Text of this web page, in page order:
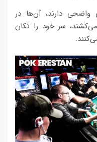
واضحی دارند، آن‌ها در
سر خود را تکان